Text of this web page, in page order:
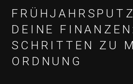
DEINE
SCHRITTEN ZU
ORDNUNG